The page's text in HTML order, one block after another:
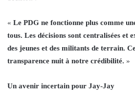
« Le PDG ne fonctionne plus comme
tous. Les décisions sont centralisées et
des jeunes et des militants de terrain.
transparence nuit à notre crédibilité. »
Un avenir incertain pour Jay-Jay